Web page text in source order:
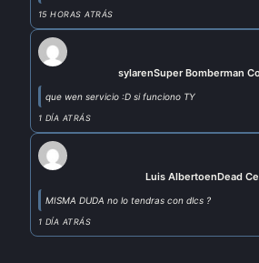
15 HORAS ATRÁS
sylarenSuper Bomberman
que wen servicio :D si funciono TY
1 DÍA ATRÁS
Luis AlbertoenDead
MISMA DUDA no lo tendras con dlcs ?
1 DÍA ATRÁS